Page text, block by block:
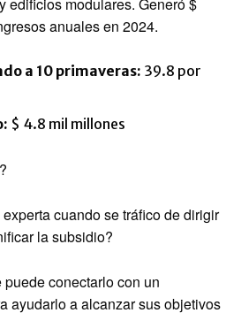
edificios modulares. Generó $
anuales en 2024.
a 10 primaveras: 39.8 por
$ 4.8 mil millones
cuando se tráfico de dirigir
la subsidio?
conectarlo con un
ayudarlo a alcanzar sus objetivos